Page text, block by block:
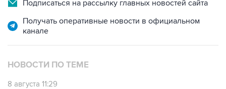
Подписаться на рассылку главных новостей сайта
Получать оперативные новости в официальном
канале
НОВОСТИ ПО ТЕМЕ
8 августа 11:29